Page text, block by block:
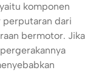
komponen
dari
bermotor. Jika